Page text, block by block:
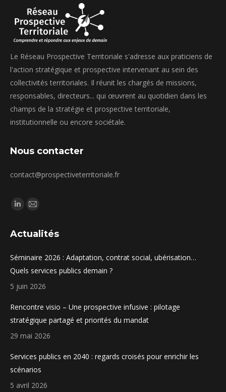
Le Réseau Prospective Territoriale s'adresse aux praticiens de
l'action stratégique et prospective intervenant au sein des
collectivités territoriales. Il réunit les chargés de missions,
responsables, directeurs... qui œuvrent au quotidien dans les
champs de la stratégie et prospective territoriale,
institutionnelle ou encore sociétale.
Nous contacter
contact@prospectiveterritoriale.fr
Trouvez nous sur :
La
LinkedIn
dans
une
nouvelle
La
E-
s'ouvre
dans
une
Actualités
Séminaire 2026 : Adaptation, contrat social, ubérisation…
Quels services publics demain ?
5 juin 2026
Rencontre visio – Une prospective infusive : pilotage
stratégique partagé et priorités du mandat
29 mai 2026
Services publics en 2040 : regards croisés pour enrichir les
scénarios
5 avril 2026